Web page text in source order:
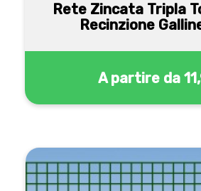
Rete Zincata Tripla
Recinzione
A partire da